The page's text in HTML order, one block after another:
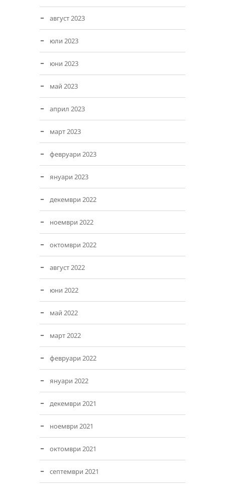
август 2023
юли 2023
юни 2023
май 2023
април 2023
март 2023
февруари 2023
януари 2023
декември 2022
ноември 2022
октомври 2022
август 2022
юни 2022
май 2022
март 2022
февруари 2022
януари 2022
декември 2021
ноември 2021
октомври 2021
септември 2021